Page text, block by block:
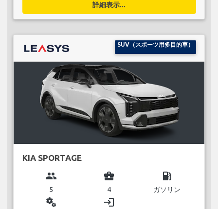
詳細表示...
SUV（スポーツ用多目的車）
KIA SPORTAGE
group
5
business_center
4
local_gas_station
ガソリン
miscellaneous_services login